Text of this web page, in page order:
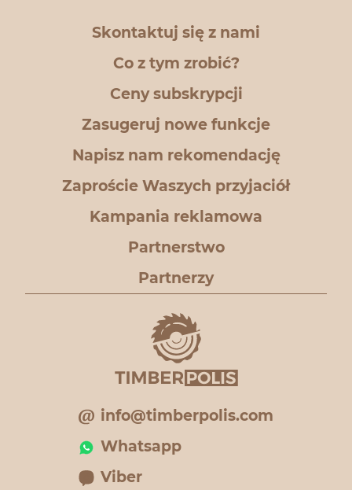
Skontaktuj się z nami
Co z tym zrobić?
Ceny subskrypcji
Zasugeruj nowe funkcje
Napisz nam rekomendację
Zaproście Waszych przyjaciół
Kampania reklamowa
Partnerstwo
Partnerzy
info@timberpolis.com
Whatsapp
Viber